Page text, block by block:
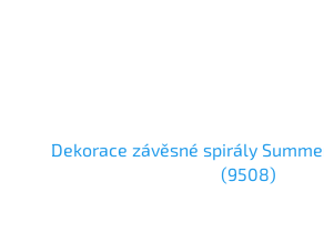
Dekorace závěsné spirály
(9508)